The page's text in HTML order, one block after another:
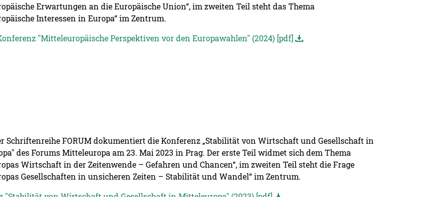
Erwartungen an die Europäische Union“, im zweiten Teil steht das Thema
Interessen in Europa“ im Zentrum.
"Mitteleuropäische Perspektiven vor den Europawahlen" (2024) [pdf]
Schriftenreihe FORUM dokumentiert die Konferenz „Stabilität von Wirtschaft und Gesellschaft in
des Forums Mitteleuropa am 23. Mai 2023 in Prag. Der erste Teil widmet sich dem Thema
Wirtschaft in der Zeitenwende – Gefahren und Chancen“, im zweiten Teil steht die Frage
Gesellschaften in unsicheren Zeiten – Stabilität und Wandel“ im Zentrum.